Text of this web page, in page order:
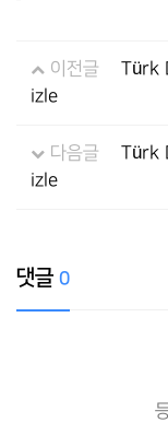
이전글
Türk
izle
다음글
Türk
izle
댓글 0